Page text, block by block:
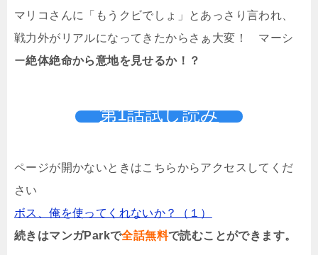
マリコさんに「もうクビでしょ」とあっさり言われ、
戦力外がリアルになってきたからさぁ大変！ マーシ
ー絶体絶命から意地を見せるか！？
第1話試し読み
ページが開かないときはこちらからアクセスしてくだ
さい
ボス、俺を使ってくれないか？（１）
続きはマンガParkで全話無料で読むことができます。